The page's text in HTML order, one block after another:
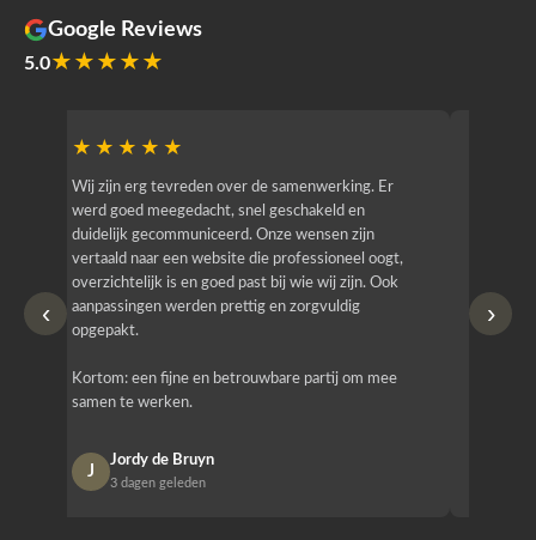
Google Reviews
5.0★★★★★
‹
★★★★★
Wij zijn erg tevreden over de samenwerking. Er
werd goed meegedacht, snel geschakeld en
duidelijk gecommuniceerd. Onze wensen zijn
vertaald naar een website die professioneel oogt,
overzichtelijk is en goed past bij wie wij zijn. Ook
aanpassingen werden prettig en zorgvuldig
opgepakt.
Kortom: een fijne en betrouwbare partij om mee
samen te werken.
J
Jordy de Bruyn
3 dagen geleden
›